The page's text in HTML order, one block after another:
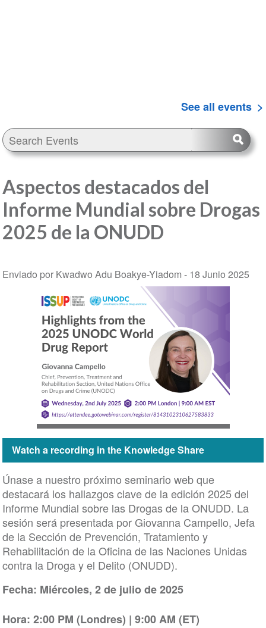
See all events
Aspectos destacados del
Informe Mundial sobre Drogas
2025 de la ONUDD
Enviado por Kwadwo Adu Boakye-Yiadom - 18 Junio 2025
Watch a recording in the Knowledge Share
Únase a nuestro próximo seminario web que
destacará los hallazgos clave de la edición 2025 del
Informe Mundial sobre las Drogas de la ONUDD. La
sesión será presentada por Giovanna Campello, Jefa
de la Sección de Prevención, Tratamiento y
Rehabilitación de la Oficina de las Naciones Unidas
contra la Droga y el Delito (ONUDD).
Fecha: Miércoles, 2 de julio de 2025
Hora: 2:00 PM (Londres) | 9:00 AM (ET)